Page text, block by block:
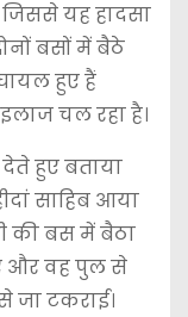
यह हादसा
बसों में बैठे
हुए हैं
चल रहा है।
हुए बताया
साहिब आया
की बस में बैठा
और वह पुल से
जा टकराई।